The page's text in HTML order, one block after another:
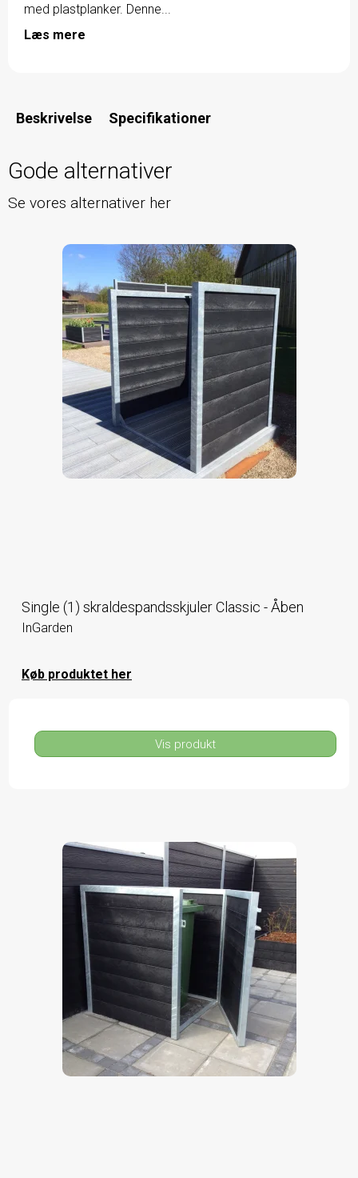
med plastplanker. Denne...
Læs mere
Beskrivelse Specifikationer
Gode alternativer
Se vores alternativer her
Single (1) skraldespandsskjuler Classic - Åben
InGarden
Køb produktet her
Vis produkt